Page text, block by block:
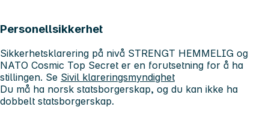
Personellsikkerhet
Sikkerhetsklarering på nivå STRENGT HEMMELIG og
NATO Cosmic Top Secret er en forutsetning for å ha
stillingen. Se Sivil klareringsmyndighet
Du må ha norsk statsborgerskap, og du kan ikke ha
dobbelt statsborgerskap.